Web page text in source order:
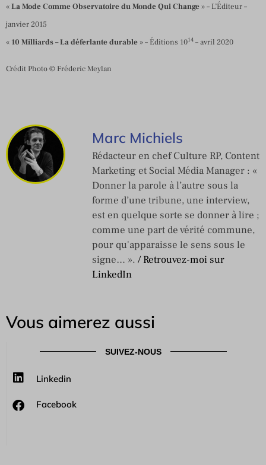
«La Mode Comme Observatoire du Monde Qui Change» – L’Éditeur –
janvier 2015
« 10 Milliards – La déferlante durable» – Éditions 1014 – avril 2020
Crédit Photo © Fréderic Meylan
Marc Michiels
Rédacteur en chef Culture RP, Content
Marketing et Social Média Manager : «
Donner la parole à l’autre sous la
forme d’une tribune, une interview,
est en quelque sorte se donner à lire ;
comme une part de vérité commune,
pour qu'apparaisse le sens sous le
signe… ». / Retrouvez-moi sur
LinkedIn
Vous aimerez aussi
SUIVEZ-NOUS
Linkedin
Facebook